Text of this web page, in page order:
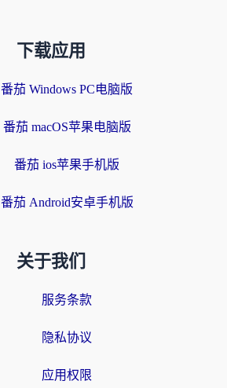
下载应用
番茄 Windows PC电脑版
番茄 macOS苹果电脑版
番茄 ios苹果手机版
番茄 Android安卓手机版
关于我们
服务条款
隐私协议
应用权限